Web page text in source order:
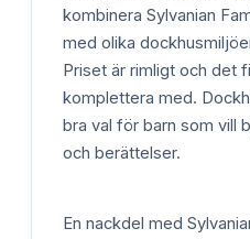
kombinera Sylvanian
med olika
Priset är rimligt och det
komplettera med.
bra val för barn som vill
och berättelser.
En nackdel med